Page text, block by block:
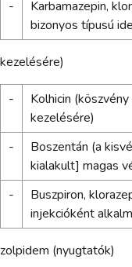
-
Karbamazepin,
bizonyos típusú
kezelésére)
-
Kolhicin
kezelésére)
-
Boszentán (a
kialakult] magas
-
Buszpiron,
injekcióként
zolpidem (nyugtatók)